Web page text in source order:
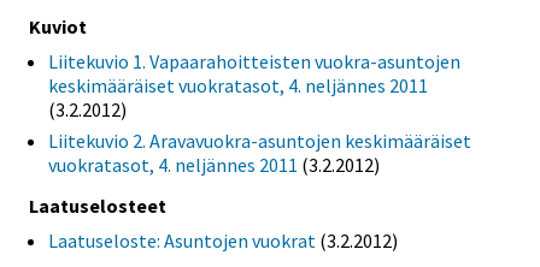
Kuviot
Liitekuvio 1. Vapaarahoitteisten vuokra-asuntojen
keskimääräiset vuokratasot, 4. neljännes 2011
(3.2.2012)
Liitekuvio 2. Aravavuokra-asuntojen keskimääräiset
vuokratasot, 4. neljännes 2011 (3.2.2012)
Laatuselosteet
Laatuseloste: Asuntojen vuokrat (3.2.2012)